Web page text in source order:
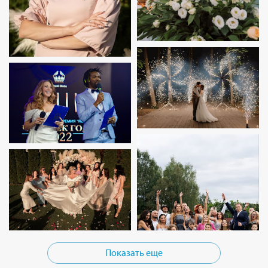
Показать еще